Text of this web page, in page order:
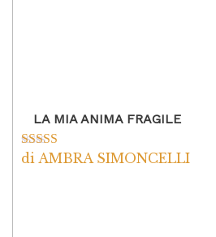
LA MIA ANIMA FRAGILE
Valutato5su
di AMBRA SIMONCELLI